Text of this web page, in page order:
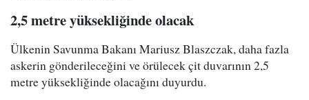
2,5 metre yüksekliğinde olacak
Ülkenin Savunma Bakanı Mariusz Blaszczak, daha fazla
askerin gönderileceğini ve örülecek çit duvarının 2,5
metre yüksekliğinde olacağını duyurdu.